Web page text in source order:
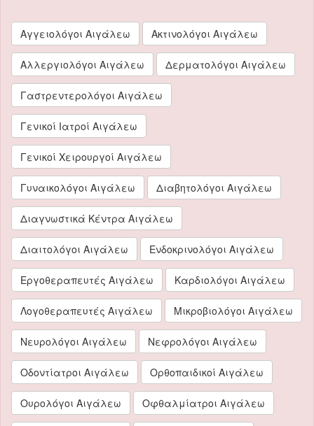
Αγγειολόγοι Αιγάλεω Ακτινολόγοι Αιγάλεω
Αλλεργιολόγοι Αιγάλεω Δερματολόγοι Αιγάλεω
Γαστρεντερολόγοι Αιγάλεω
Γενικοί Ιατροί Αιγάλεω
Γενικοί Χειρουργοί Αιγάλεω
Γυναικολόγοι Αιγάλεω Διαβητολόγοι Αιγάλεω
Διαγνωστικά Κέντρα Αιγάλεω
Διαιτολόγοι Αιγάλεω Ενδοκρινολόγοι Αιγάλεω
Εργοθεραπευτές Αιγάλεω Καρδιολόγοι Αιγάλεω
Λογοθεραπευτές Αιγάλεω Μικροβιολόγοι Αιγάλεω
Νευρολόγοι Αιγάλεω Νεφρολόγοι Αιγάλεω
Οδοντίατροι Αιγάλεω Ορθοπαιδικοί Αιγάλεω
Ουρολόγοι Αιγάλεω Οφθαλμίατροι Αιγάλεω